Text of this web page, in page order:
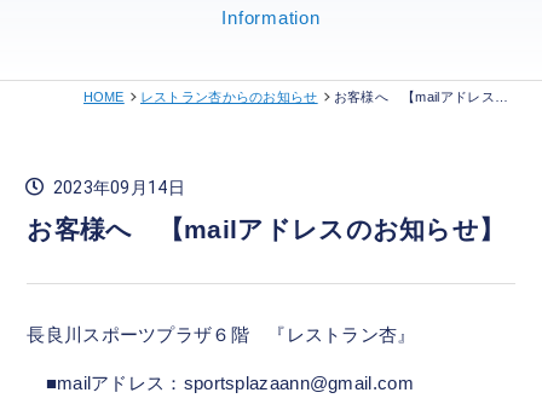
Information
HOME レストラン杏からのお知らせ
2023年09月14日
お客様へ 【mailアドレスのお知らせ】
長良川スポーツプラザ６階 『レストラン杏』
■mailアドレス：sportsplazaann@gmail.com